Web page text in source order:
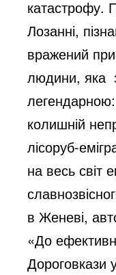
катастрофу.
Лозанні,
вражений
людини, яка
колишній
лісоруб-
на весь світ
в Женеві,
«До
Дороговкази